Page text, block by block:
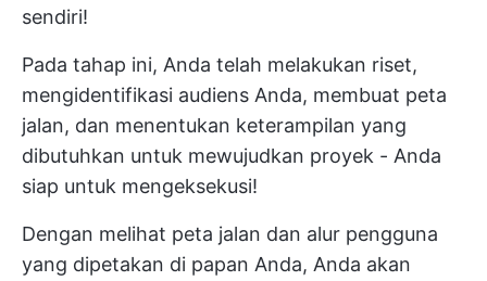
sendiri!
Pada tahap ini, Anda telah melakukan riset,
mengidentifikasi audiens Anda, membuat peta
jalan, dan menentukan keterampilan yang
dibutuhkan untuk mewujudkan proyek - Anda
siap untuk mengeksekusi!
Dengan melihat peta jalan dan alur pengguna
yang dipetakan di papan Anda, Anda akan